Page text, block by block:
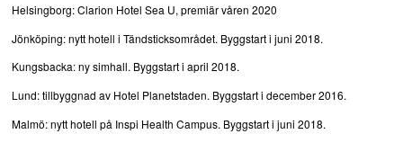
Helsingborg: Clarion Hotel Sea U, premiär våren 2020
Jönköping: nytt hotell i Tändsticksområdet. Byggstart i juni 2018.
Kungsbacka: ny simhall. Byggstart i april 2018.
Lund: tillbyggnad av Hotel Planetstaden. Byggstart i december 2016.
Malmö: nytt hotell på Inspi Health Campus. Byggstart i juni 2018.